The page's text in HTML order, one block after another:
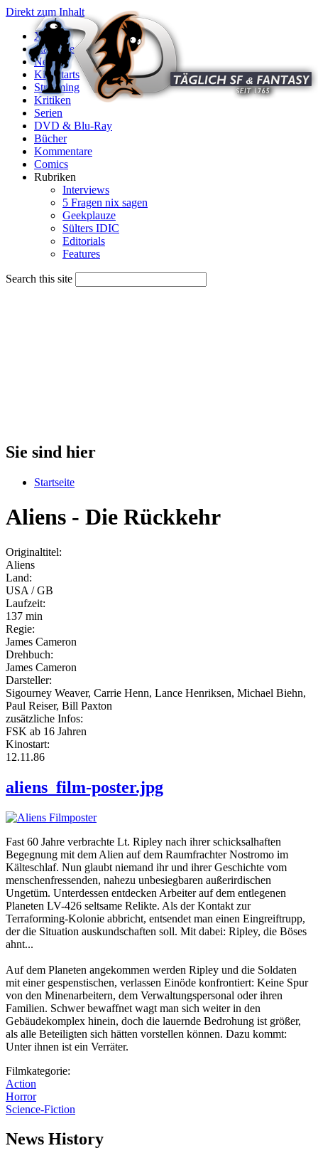
Direkt zum Inhalt
X
Startseite
News
Kinostarts
Streaming
Kritiken
Serien
DVD & Blu-Ray
Bücher
Kommentare
Comics
Rubriken
Interviews
5 Fragen nix sagen
Geekplauze
Sülters IDIC
Editorials
Features
Search this site
Sie sind hier
Startseite
Aliens - Die Rückkehr
Originaltitel:
Aliens
Land:
USA / GB
Laufzeit:
137 min
Regie:
James Cameron
Drehbuch:
James Cameron
Darsteller:
Sigourney Weaver, Carrie Henn, Lance Henriksen, Michael Biehn,
Paul Reiser, Bill Paxton
zusätzliche Infos:
FSK ab 16 Jahren
Kinostart:
12.11.86
aliens_film-poster.jpg
Fast 60 Jahre verbrachte Lt. Ripley nach ihrer schicksalhaften
Begegnung mit dem Alien auf dem Raumfrachter Nostromo im
Kälteschlaf. Nun glaubt niemand ihr und ihrer Geschichte vom
menschenfressenden, nahezu unbesiegbaren außerirdischen
Ungetüm. Unterdessen entdecken Arbeiter auf dem entlegenen
Planeten LV-426 seltsame Relikte. Als der Kontakt zur
Terraforming-Kolonie abbricht, entsendet man einen Eingreiftrupp,
der die Situation auskundschaften soll. Mit dabei: Ripley, die Böses
ahnt...
Auf dem Planeten angekommen werden Ripley und die Soldaten
mit einer gespenstischen, verlassen Einöde konfrontiert: Keine Spur
von den Minenarbeitern, dem Verwaltungspersonal oder ihren
Familien. Schwer bewaffnet wagt man sich weiter in den
Gebäudekomplex hinein, doch die lauernde Bedrohung ist größer,
als alle Beteiligten sich hätten vorstellen können. Dazu kommt:
Unter ihnen ist ein Verräter.
Filmkategorie:
Action
Horror
Science-Fiction
News History